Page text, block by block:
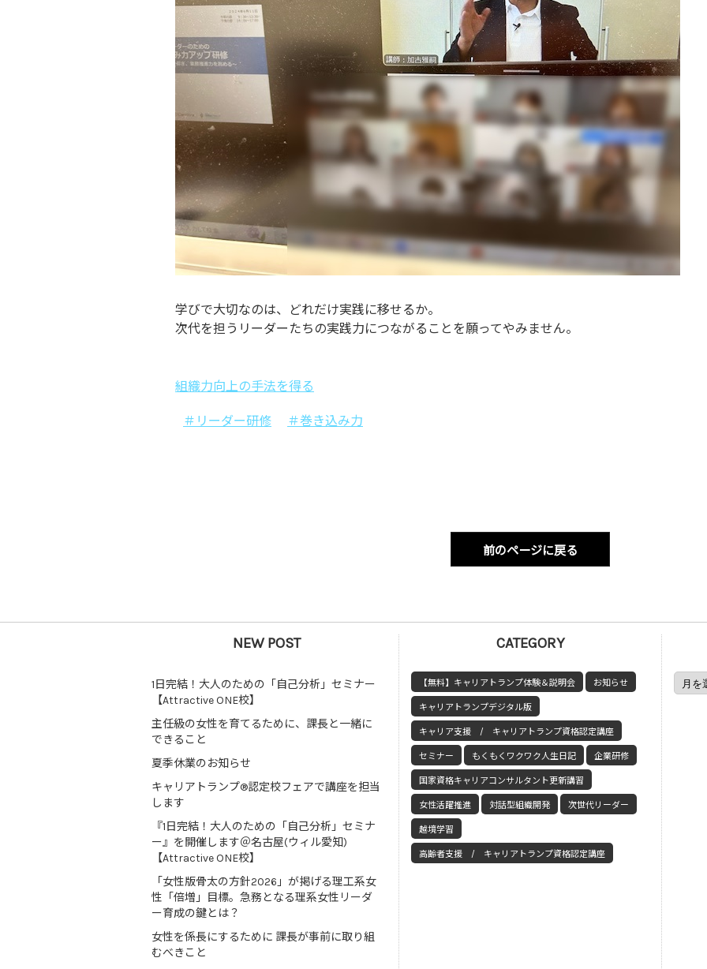
学びで大切なのは、どれだけ実践に移せるか。
次代を担うリーダーたちの実践力につながることを願ってやみません。
組織力向上の手法を得る
＃リーダー研修 ＃巻き込み力
前のページに戻る
NEW POST
1日完結！大人のための「自己分析」セミナー
【Attractive ONE校】
主任級の女性を育てるために、課長と一緒に
できること
夏季休業のお知らせ
キャリアトランプ®認定校フェアで講座を担当
します
『1日完結！大人のための「自己分析」セミナ
ー』を開催します＠名古屋(ウィル愛知)
【Attractive ONE校】
「女性版骨太の方針2026」が掲げる理工系女
性「倍増」目標。急務となる理系女性リーダ
ー育成の鍵とは？
女性を係長にするために 課長が事前に取り組
むべきこと
CATEGORY
【無料】キャリアトランプ体験＆説明会 お知らせ
キャリアトランプデジタル版
キャリア支援 / キャリアトランプ資格認定講座
セミナー もくもくワクワク人生日記 企業研修
国家資格キャリアコンサルタント更新講習
女性活躍推進 対話型組織開発 次世代リーダー
越境学習
高齢者支援 / キャリアトランプ資格認定講座